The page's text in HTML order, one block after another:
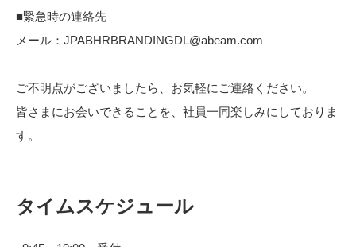
■緊急時の連絡先
メール：JPABHRBRANDINGDL@abeam.com
ご不明点がございましたら、お気軽にご連絡ください。
皆さまにお会いできることを、社員一同楽しみにしておりま
す。
タイムスケジュール